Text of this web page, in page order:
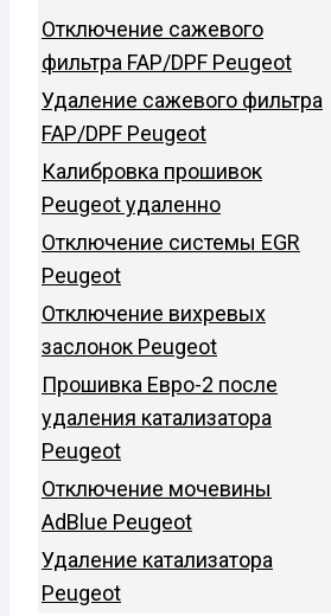
Отключение сажевого
фильтра FAP/DPF Peugeot
Удаление сажевого фильтра
FAP/DPF Peugeot
Калибровка прошивок
Peugeot удаленно
Отключение системы EGR
Peugeot
Отключение вихревых
заслонок Peugeot
Прошивка Евро-2 после
удаления катализатора
Peugeot
Отключение мочевины
AdBlue Peugeot
Удаление катализатора
Peugeot